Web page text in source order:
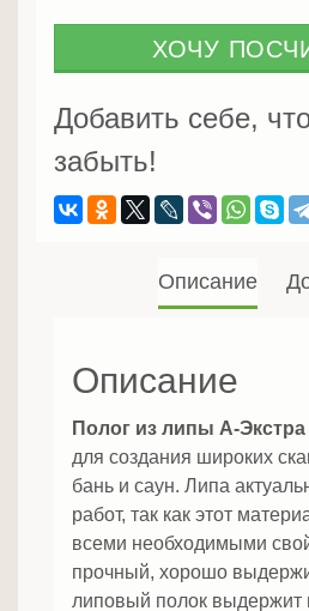
А-
Экстра
ХОЧУ
Добавить себе,
забыть!
Описание
Описание
Полог из липы А-Экстра
для создания широких
бань и саун. Липа
работ, так как этот
всеми необходимыми
прочный, хорошо
липовый полок выдержит